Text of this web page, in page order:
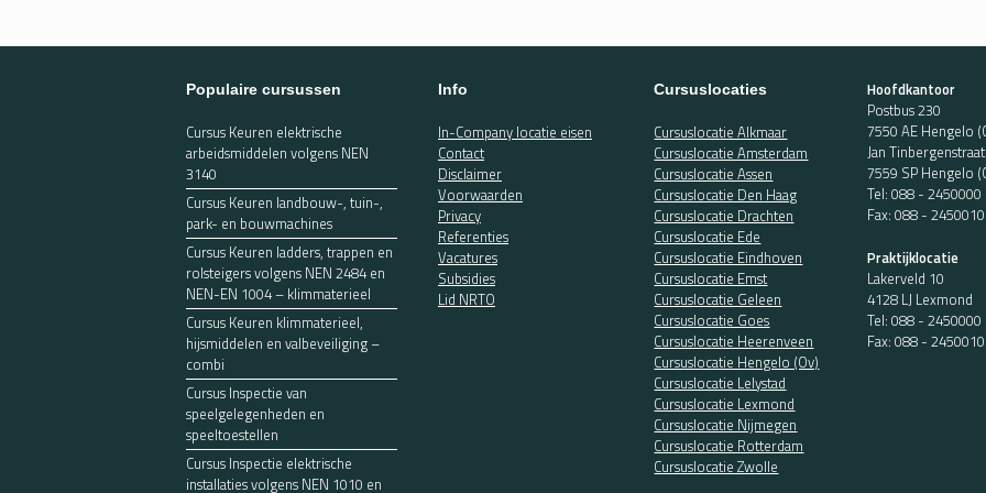
Populaire cursussen
Cursus Keuren elektrische
arbeidsmiddelen volgens NEN
3140
Cursus Keuren landbouw-, tuin-,
park- en bouwmachines
Cursus Keuren ladders, trappen en
rolsteigers volgens NEN 2484 en
NEN-EN 1004 – klimmaterieel
Cursus Keuren klimmaterieel,
hijsmiddelen en valbeveiliging –
combi
Cursus Inspectie van
speelgelegenheden en
speeltoestellen
Cursus Inspectie elektrische
installaties volgens NEN 1010 en
Info
In-Company locatie eisen
Contact
Disclaimer
Voorwaarden
Privacy
Referenties
Vacatures
Subsidies
Lid NRTO
Cursuslocaties
Cursuslocatie Alkmaar
Cursuslocatie Amsterdam
Cursuslocatie Assen
Cursuslocatie Den Haag
Cursuslocatie Drachten
Cursuslocatie Ede
Cursuslocatie Eindhoven
Cursuslocatie Emst
Cursuslocatie Geleen
Cursuslocatie Goes
Cursuslocatie Heerenveen
Cursuslocatie Hengelo (Ov)
Cursuslocatie Lelystad
Cursuslocatie Lexmond
Cursuslocatie Nijmegen
Cursuslocatie Rotterdam
Cursuslocatie Zwolle
Hoofdkantoor
Postbus 230
7550 AE Hengelo
Jan
7559 SP Hengelo
Tel:088 - 2450000
Fax: 088 - 2450010
Praktijklocatie
Lakerveld 10
4128 LJ Lexmond
Tel:088 - 2450000
Fax: 088 - 2450010